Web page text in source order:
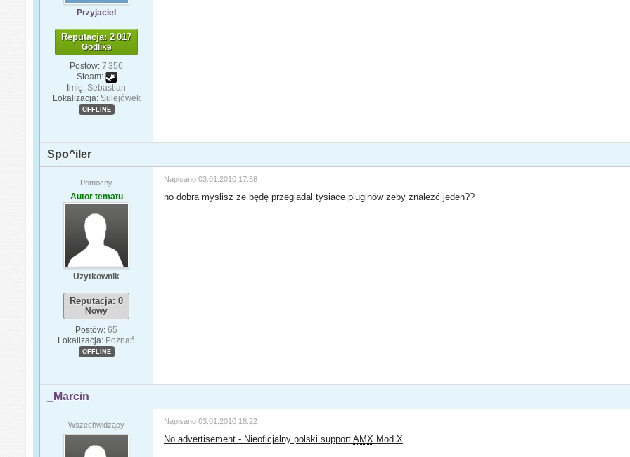
Przyjaciel
Reputacja: 2 017
Godlike
Postów: 7 356
Steam:
Imię: Sebastian
Lokalizacja: Sulejówek
OFFLINE
Spo^iler
Pomocny
Autor tematu
Użytkownik
Reputacja: 0
Nowy
Postów: 65
Lokalizacja: Poznań
OFFLINE
Napisano03.01.2010 17:58
no dobra myslisz ze będę przegladal tysiace pluginów zeby znależć jeden??
_Marcin
Wszechwidzący Napisano03.01.2010 18:22
No advertisement - Nieoficjalny polski supportAMX Mod X